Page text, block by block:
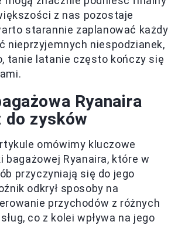
z nas pozostaje
starannie zaplanować każdy
nieprzyjemnych niespodzianek,
tanie latanie często kończy się
Ryanaira
do zysków
omówimy kluczowe
bagażowej Ryanaira, które w
przyczyniają się do jego
odkrył sposoby na
przychodów z różnych
co z kolei wpływa na jego